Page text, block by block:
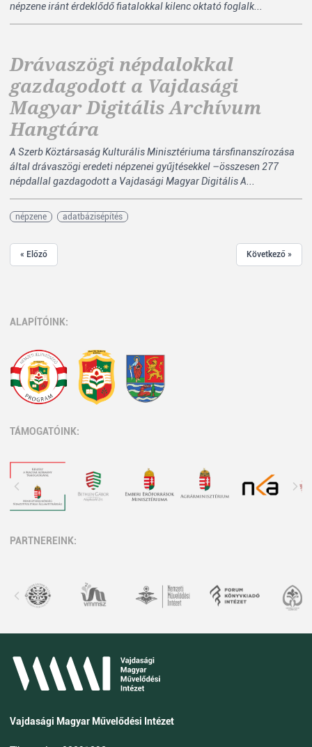
népzene iránt érdeklődő fiatalokkal kilenc oktató foglalk...
Drávaszögi népdalokkal
gazdagodott a Vajdasági
Magyar Digitális Archívum
Hangtára
A Szerb Köztársaság Kulturális Minisztériuma társfinanszírozása
által drávaszögi eredeti népzenei gyűjtésekkel –összesen 277
népdallal gazdagodott a Vajdasági Magyar Digitális A...
népzene adatbázisépítés
« Előző Következő »
ALAPÍTÓINK:
TÁMOGATÓINK:
PARTNEREINK:
Vajdasági Magyar Művelődési Intézet